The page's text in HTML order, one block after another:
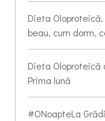
Dieta
beau, cum dorm,
Dieta Oloproteică
Prima lună
#ONoapteLa